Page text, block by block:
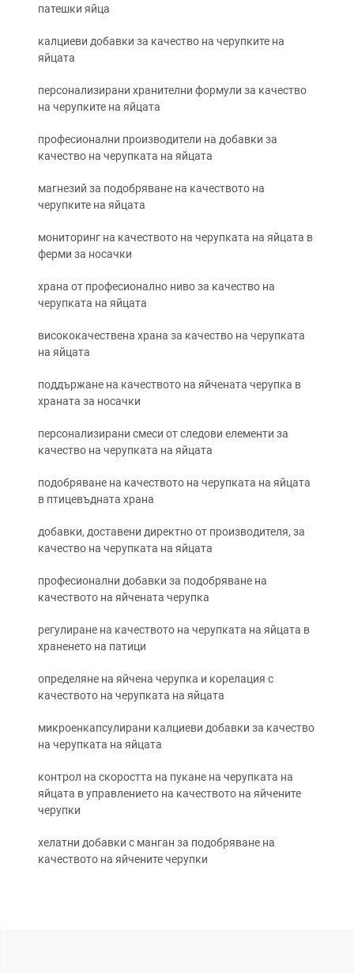
патешки яйца
калциеви добавки за качество на черупките на
яйцата
персонализирани хранителни формули за качество
на черупките на яйцата
професионални производители на добавки за
качество на черупката на яйцата
магнезий за подобряване на качеството на
черупките на яйцата
мониторинг на качеството на черупката на яйцата в
ферми за носачки
храна от професионално ниво за качество на
черупката на яйцата
висококачествена храна за качество на черупката
на яйцата
поддържане на качеството на яйчената черупка в
храната за носачки
персонализирани смеси от следови елементи за
качество на черупката на яйцата
подобряване на качеството на черупката на яйцата
в птицевъдната храна
добавки, доставени директно от производителя, за
качество на черупката на яйцата
професионални добавки за подобряване на
качеството на яйчената черупка
регулиране на качеството на черупката на яйцата в
храненето на патици
определяне на яйчена черупка и корелация с
качеството на черупката на яйцата
микроенкапсулирани калциеви добавки за качество
на черупката на яйцата
контрол на скоростта на пукане на черупката на
яйцата в управлението на качеството на яйчените
черупки
хелатни добавки с манган за подобряване на
качеството на яйчените черупки